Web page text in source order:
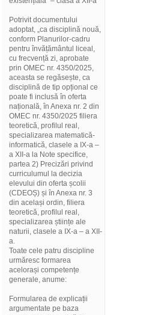
Potrivit documentului
adoptat, „ca disciplină nouă,
conform Planurilor-cadru
pentru învățământul liceal,
cu frecvență zi, aprobate
prin OMEC nr. 4350/2025,
aceasta se regăsește, ca
disciplină de tip opțional ce
poate fi inclusă în oferta
națională, în Anexa nr. 2 din
OMEC nr. 4350/2025 filiera
teoretică, profilul real,
specializarea matematică-
informatică, clasele a IX-a –
a XII-a la Note specifice,
partea 2) Precizări privind
curriculumul la decizia
elevului din oferta școlii
(CDEOȘ) și în Anexa nr. 3
din același ordin, filiera
teoretică, profilul real,
specializarea științe ale
naturii, clasele a IX-a – a XII-
a.
Toate cele patru discipline
urmăresc formarea
acelorași competențe
generale, anume:
Formularea de explicații
argumentate pe baza